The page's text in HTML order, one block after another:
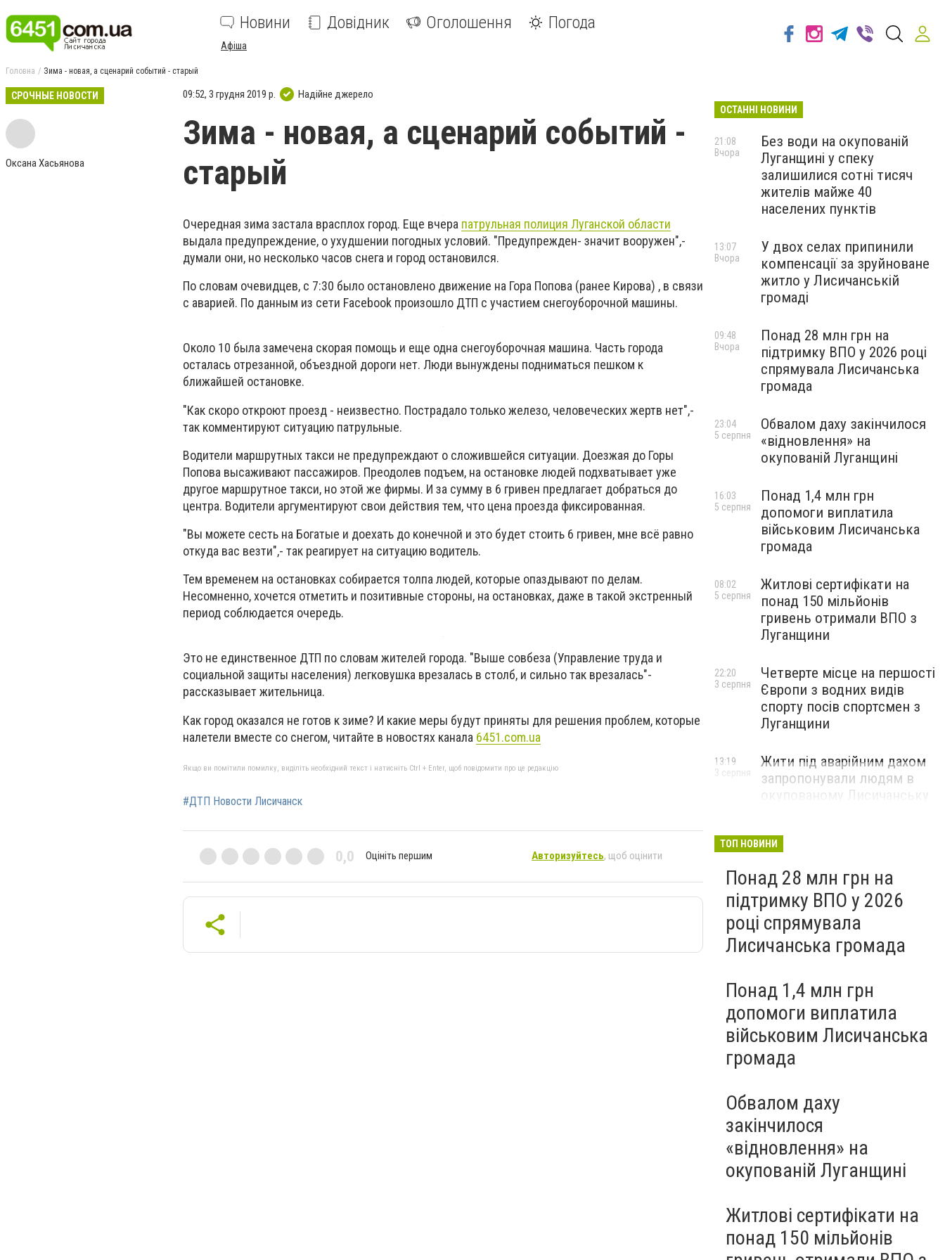
Новини Довідник Оголошення Погода
Афіша
Головна Зима - новая, а сценарий событий - старый
СРОЧНЫЕ НОВОСТИ
Оксана Хасьянова
09:52, 3 грудня 2019 р. Надійне джерело
Зима - новая, а сценарий событий -
старый
Очередная зима застала врасплох город. Еще вчера патрульная полиция Луганской области
выдала предупреждение, о ухудшении погодных условий. "Предупрежден- значит вооружен",-
думали они, но несколько часов снега и город остановился.
По словам очевидцев, с 7:30 было остановлено движение на Гора Попова (ранее Кирова) , в связи
с аварией. По данным из сети Facebook произошло ДТП с участием снегоуборочной машины.
Около 10 была замечена скорая помощь и еще одна снегоуборочная машина. Часть города
осталась отрезанной, объездной дороги нет. Люди вынуждены подниматься пешком к
ближайшей остановке.
"Как скоро откроют проезд - неизвестно. Пострадало только железо, человеческих жертв нет",-
так комментируют ситуацию патрульные.
Водители маршрутных такси не предупреждают о сложившейся ситуации. Доезжая до Горы
Попова высаживают пассажиров. Преодолев подъем, на остановке людей подхватывает уже
другое маршрутное такси, но этой же фирмы. И за сумму в 6 гривен предлагает добраться до
центра. Водители аргументируют свои действия тем, что цена проезда фиксированная.
"Вы можете сесть на Богатые и доехать до конечной и это будет стоить 6 гривен, мне всё равно
откуда вас везти",- так реагирует на ситуацию водитель.
Тем временем на остановках собирается толпа людей, которые опаздывают по делам.
Несомненно, хочется отметить и позитивные стороны, на остановках, даже в такой экстренный
период соблюдается очередь.
Это не единственное ДТП по словам жителей города. "Выше совбеза (Управление труда и
социальной защиты населения) легковушка врезалась в столб, и сильно так врезалась"-
рассказывает жительница.
Как город оказался не готов к зиме? И какие меры будут приняты для решения проблем, которые
налетели вместе со снегом, читайте в новостях канала 6451.com.ua
Якщо ви помітили помилку, виділіть необхідний текст і натисніть Ctrl + Enter, щоб повідомити про це редакцію
#ДТП Новости Лисичанск
0,0 Оцініть першим Авторизуйтесь, щоб оцінити
ОСТАННІ НОВИНИ
Без води на окупованій
Луганщині у спеку
залишилися сотні тисяч
жителів майже 40
населених пунктів
21:08
Вчора
У двох селах припинили
компенсації за зруйноване
житло у Лисичанській
громаді
13:07
Вчора
Понад 28 млн грн на
підтримку ВПО у 2026 році
спрямувала Лисичанська
громада
09:48
Вчора
Обвалом даху закінчилося
«відновлення» на
окупованій Луганщині
23:04
5 серпня
Понад 1,4 млн грн
допомоги виплатила
військовим Лисичанська
громада
16:03
5 серпня
Житлові сертифікати на
понад 150 мільйонів
гривень отримали ВПО з
Луганщини
08:02
5 серпня
Четверте місце на першості
Європи з водних видів
спорту посів спортсмен з
Луганщини
22:20
3 серпня
Жити під аварійним дахом
запропонували людям в
окупованому Лисичанську
13:19
3 серпня
ТОП НОВИНИ
Понад 28 млн грн на
підтримку ВПО у 2026
році спрямувала
Лисичанська громада
Понад 1,4 млн грн
допомоги виплатила
військовим Лисичанська
громада
Обвалом даху
закінчилося
«відновлення» на
окупованій Луганщині
Житлові сертифікати на
понад 150 мільйонів